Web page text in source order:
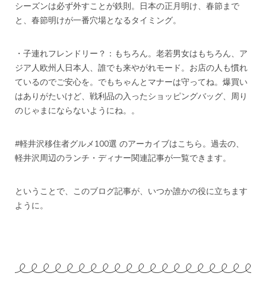
シーズンは必ず外すことが鉄則。日本の正月明け、春節まで
と、春節明けが一番穴場となるタイミング。
・子連れフレンドリー？：もちろん。老若男女はもちろん、ア
ジア人欧州人日本人、誰でも来やがれモード。お店の人も慣れ
ているのでご安心を。でもちゃんとマナーは守ってね。爆買い
はありがたいけど、戦利品の入ったショッピングバッグ、周り
のじゃまにならないようにね。。
#軽井沢移住者グルメ100選 のアーカイブはこちら。過去の、
軽井沢周辺のランチ・ディナー関連記事が一覧できます。
ということで、このブログ記事が、いつか誰かの役に立ちます
ように。